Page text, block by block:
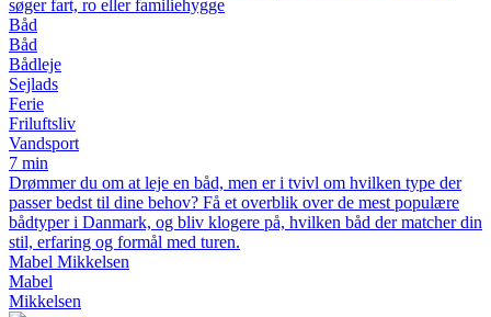
søger fart, ro eller familiehygge
Båd
Båd
Bådleje
Sejlads
Ferie
Friluftsliv
Vandsport
7 min
Drømmer du om at leje en båd, men er i tvivl om hvilken type der
passer bedst til dine behov? Få et overblik over de mest populære
bådtyper i Danmark, og bliv klogere på, hvilken båd der matcher din
stil, erfaring og formål med turen.
Mabel Mikkelsen
Mabel
Mikkelsen